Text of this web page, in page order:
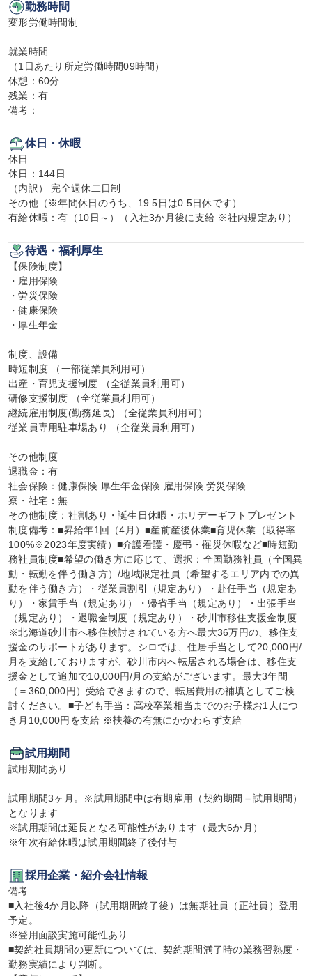
勤務時間
変形労働時間制
就業時間
（1日あたり所定労働時間09時間）
休憩：60分
残業：有
備考：
休日・休暇
休日
休日：144日
（内訳） 完全週休二日制
その他（※年間休日のうち、19.5日は0.5日休です）
有給休暇：有（10日～）（入社3か月後に支給 ※社内規定あり）
待遇・福利厚生
【保険制度】
・雇用保険
・労災保険
・健康保険
・厚生年金
制度、設備
時短制度 （一部従業員利用可）
出産・育児支援制度 （全従業員利用可）
研修支援制度 （全従業員利用可）
継続雇用制度(勤務延長) （全従業員利用可）
従業員専用駐車場あり （全従業員利用可）
その他制度
退職金：有
社会保険：健康保険 厚生年金保険 雇用保険 労災保険
寮・社宅：無
その他制度：社割あり・誕生日休暇・ホリデーギフトプレゼント
制度備考：■昇給年1回（4月）■産前産後休業■育児休業（取得率
100%※2023年度実績）■介護看護・慶弔・罹災休暇など■時短勤
務社員制度■希望の働き方に応じて、選択：全国勤務社員（全国異
動・転勤を伴う働き方）/地域限定社員（希望するエリア内での異
動を伴う働き方）・従業員割引（規定あり）・赴任手当（規定あ
り）・家賃手当（規定あり）・帰省手当（規定あり）・出張手当
（規定あり）・退職金制度（規定あり）・砂川市移住支援金制度
※北海道砂川市へ移住検討されている方へ最大36万円の、移住支
援金のサポートがあります。シロでは、住居手当として20,000円/
月を支給しておりますが、砂川市内へ転居される場合は、移住支
援金として追加で10,000円/月の支給がございます。最大3年間
（＝360,000円）受給できますので、転居費用の補填としてご検
討ください。■子ども手当：高校卒業相当までのお子様お1人につ
き月10,000円を支給 ※扶養の有無にかかわらず支給
試用期間
試用期間あり
試用期間3ヶ月。※試用期間中は有期雇用（契約期間＝試用期間）
となります
※試用期間は延長となる可能性があります（最大6か月）
※年次有給休暇は試用期間終了後付与
採用企業・紹介会社情報
備考
■入社後4か月以降（試用期間終了後）は無期社員（正社員）登用
予定。
※登用面談実施可能性あり
■契約社員期間の更新については、契約期間満了時の業務習熟度・
勤務実績により判断。